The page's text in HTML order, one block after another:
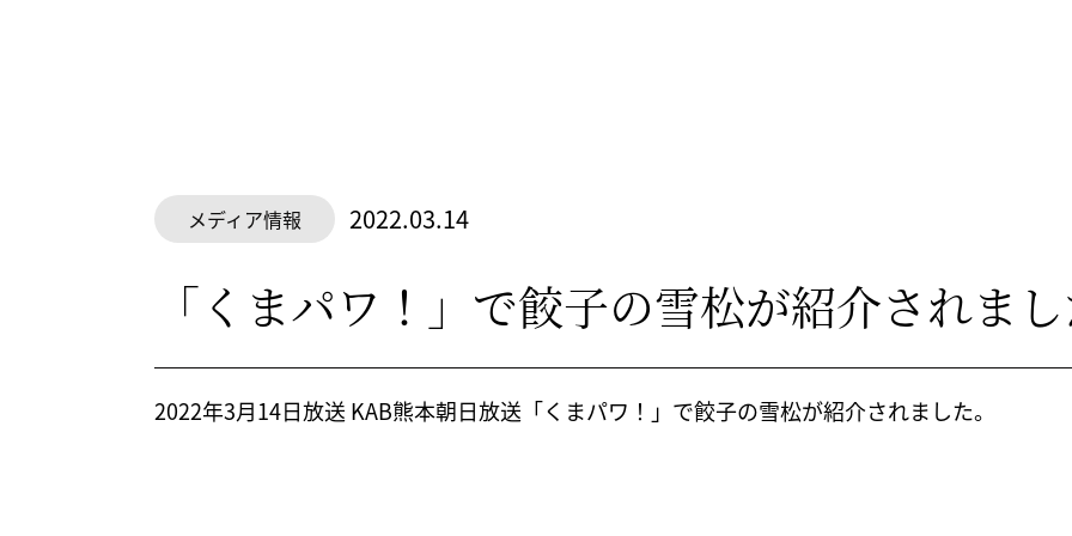
メディア情報 2022.03.14
「くまパワ！」で餃子の雪松が紹介されま
2022年3月14日放送 KAB熊本朝日放送「くまパワ！」で餃子の雪松が紹介されました。